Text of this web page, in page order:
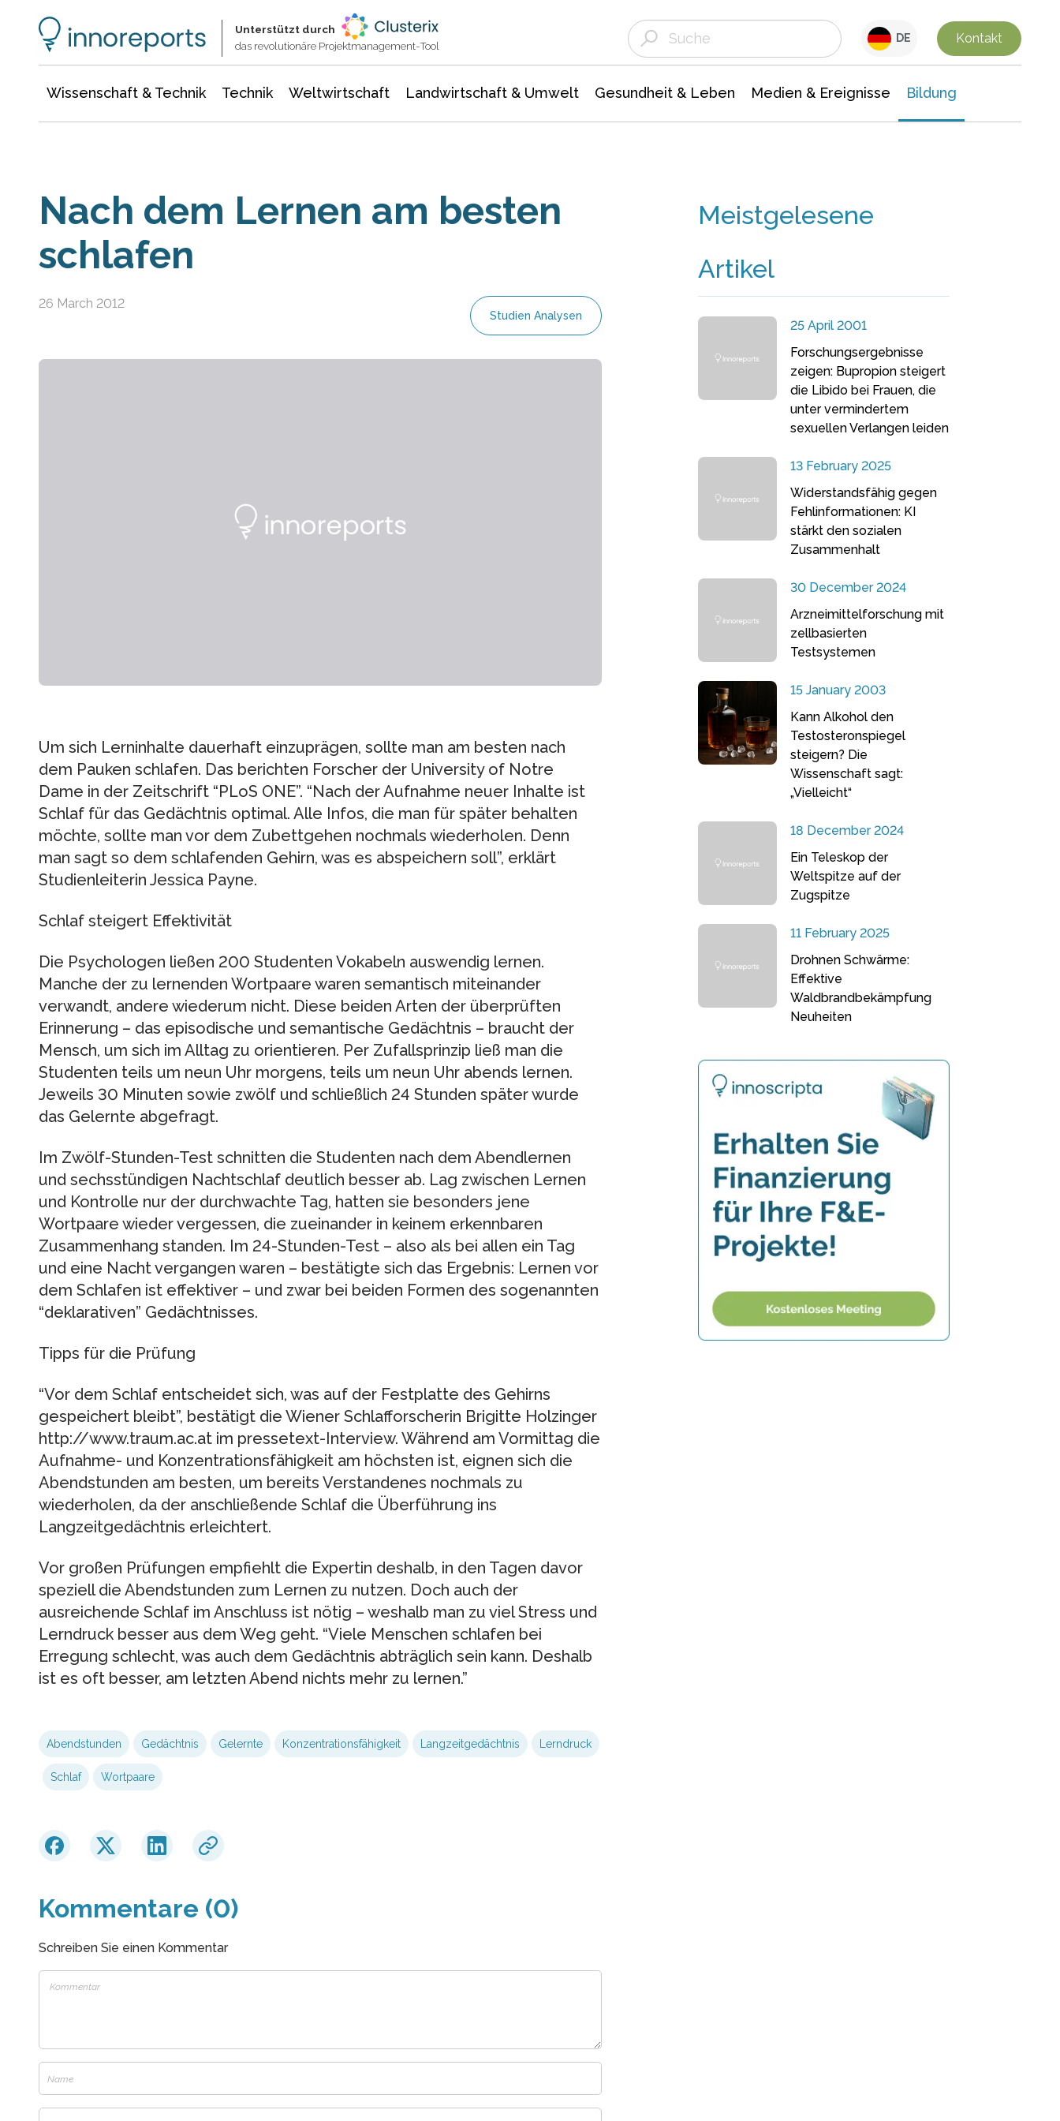
Unterstützt durch
das revolutionäre Projektmanagement-Tool
DE Kontakt
Wissenschaft & Technik Technik Weltwirtschaft Landwirtschaft & Umwelt Gesundheit & Leben Medien & Ereignisse Bildung
Nach dem Lernen am besten
schlafen
26 March 2012
Studien Analysen
Um sich Lerninhalte dauerhaft einzuprägen, sollte man am besten nach
dem Pauken schlafen. Das berichten Forscher der University of Notre
Dame in der Zeitschrift “PLoS ONE”. “Nach der Aufnahme neuer Inhalte ist
Schlaf für das Gedächtnis optimal. Alle Infos, die man für später behalten
möchte, sollte man vor dem Zubettgehen nochmals wiederholen. Denn
man sagt so dem schlafenden Gehirn, was es abspeichern soll”, erklärt
Studienleiterin Jessica Payne.
Schlaf steigert Effektivität
Die Psychologen ließen 200 Studenten Vokabeln auswendig lernen.
Manche der zu lernenden Wortpaare waren semantisch miteinander
verwandt, andere wiederum nicht. Diese beiden Arten der überprüften
Erinnerung – das episodische und semantische Gedächtnis – braucht der
Mensch, um sich im Alltag zu orientieren. Per Zufallsprinzip ließ man die
Studenten teils um neun Uhr morgens, teils um neun Uhr abends lernen.
Jeweils 30 Minuten sowie zwölf und schließlich 24 Stunden später wurde
das Gelernte abgefragt.
Im Zwölf-Stunden-Test schnitten die Studenten nach dem Abendlernen
und sechsstündigen Nachtschlaf deutlich besser ab. Lag zwischen Lernen
und Kontrolle nur der durchwachte Tag, hatten sie besonders jene
Wortpaare wieder vergessen, die zueinander in keinem erkennbaren
Zusammenhang standen. Im 24-Stunden-Test – also als bei allen ein Tag
und eine Nacht vergangen waren – bestätigte sich das Ergebnis: Lernen vor
dem Schlafen ist effektiver – und zwar bei beiden Formen des sogenannten
“deklarativen” Gedächtnisses.
Tipps für die Prüfung
“Vor dem Schlaf entscheidet sich, was auf der Festplatte des Gehirns
gespeichert bleibt”, bestätigt die Wiener Schlafforscherin Brigitte Holzinger
http://www.traum.ac.at im pressetext-Interview. Während am Vormittag die
Aufnahme- und Konzentrationsfähigkeit am höchsten ist, eignen sich die
Abendstunden am besten, um bereits Verstandenes nochmals zu
wiederholen, da der anschließende Schlaf die Überführung ins
Langzeitgedächtnis erleichtert.
Vor großen Prüfungen empfiehlt die Expertin deshalb, in den Tagen davor
speziell die Abendstunden zum Lernen zu nutzen. Doch auch der
ausreichende Schlaf im Anschluss ist nötig – weshalb man zu viel Stress und
Lerndruck besser aus dem Weg geht. “Viele Menschen schlafen bei
Erregung schlecht, was auch dem Gedächtnis abträglich sein kann. Deshalb
ist es oft besser, am letzten Abend nichts mehr zu lernen.”
Abendstunden Gedächtnis Gelernte Konzentrationsfähigkeit Langzeitgedächtnis Lerndruck
Schlaf Wortpaare
Kommentare (0)
Schreiben Sie einen Kommentar
Meistgelesene
Artikel
25 April 2001
Forschungsergebnisse
zeigen: Bupropion steigert
die Libido bei Frauen, die
unter vermindertem
sexuellen Verlangen leiden
13 February 2025
Widerstandsfähig gegen
Fehlinformationen: KI
stärkt den sozialen
Zusammenhalt
30 December 2024
Arzneimittelforschung mit
zellbasierten
Testsystemen
15 January 2003
Kann Alkohol den
Testosteronspiegel
steigern? Die
Wissenschaft sagt:
„Vielleicht“
18 December 2024
Ein Teleskop der
Weltspitze auf der
Zugspitze
11 February 2025
Drohnen Schwärme:
Effektive
Waldbrandbekämpfung
Neuheiten